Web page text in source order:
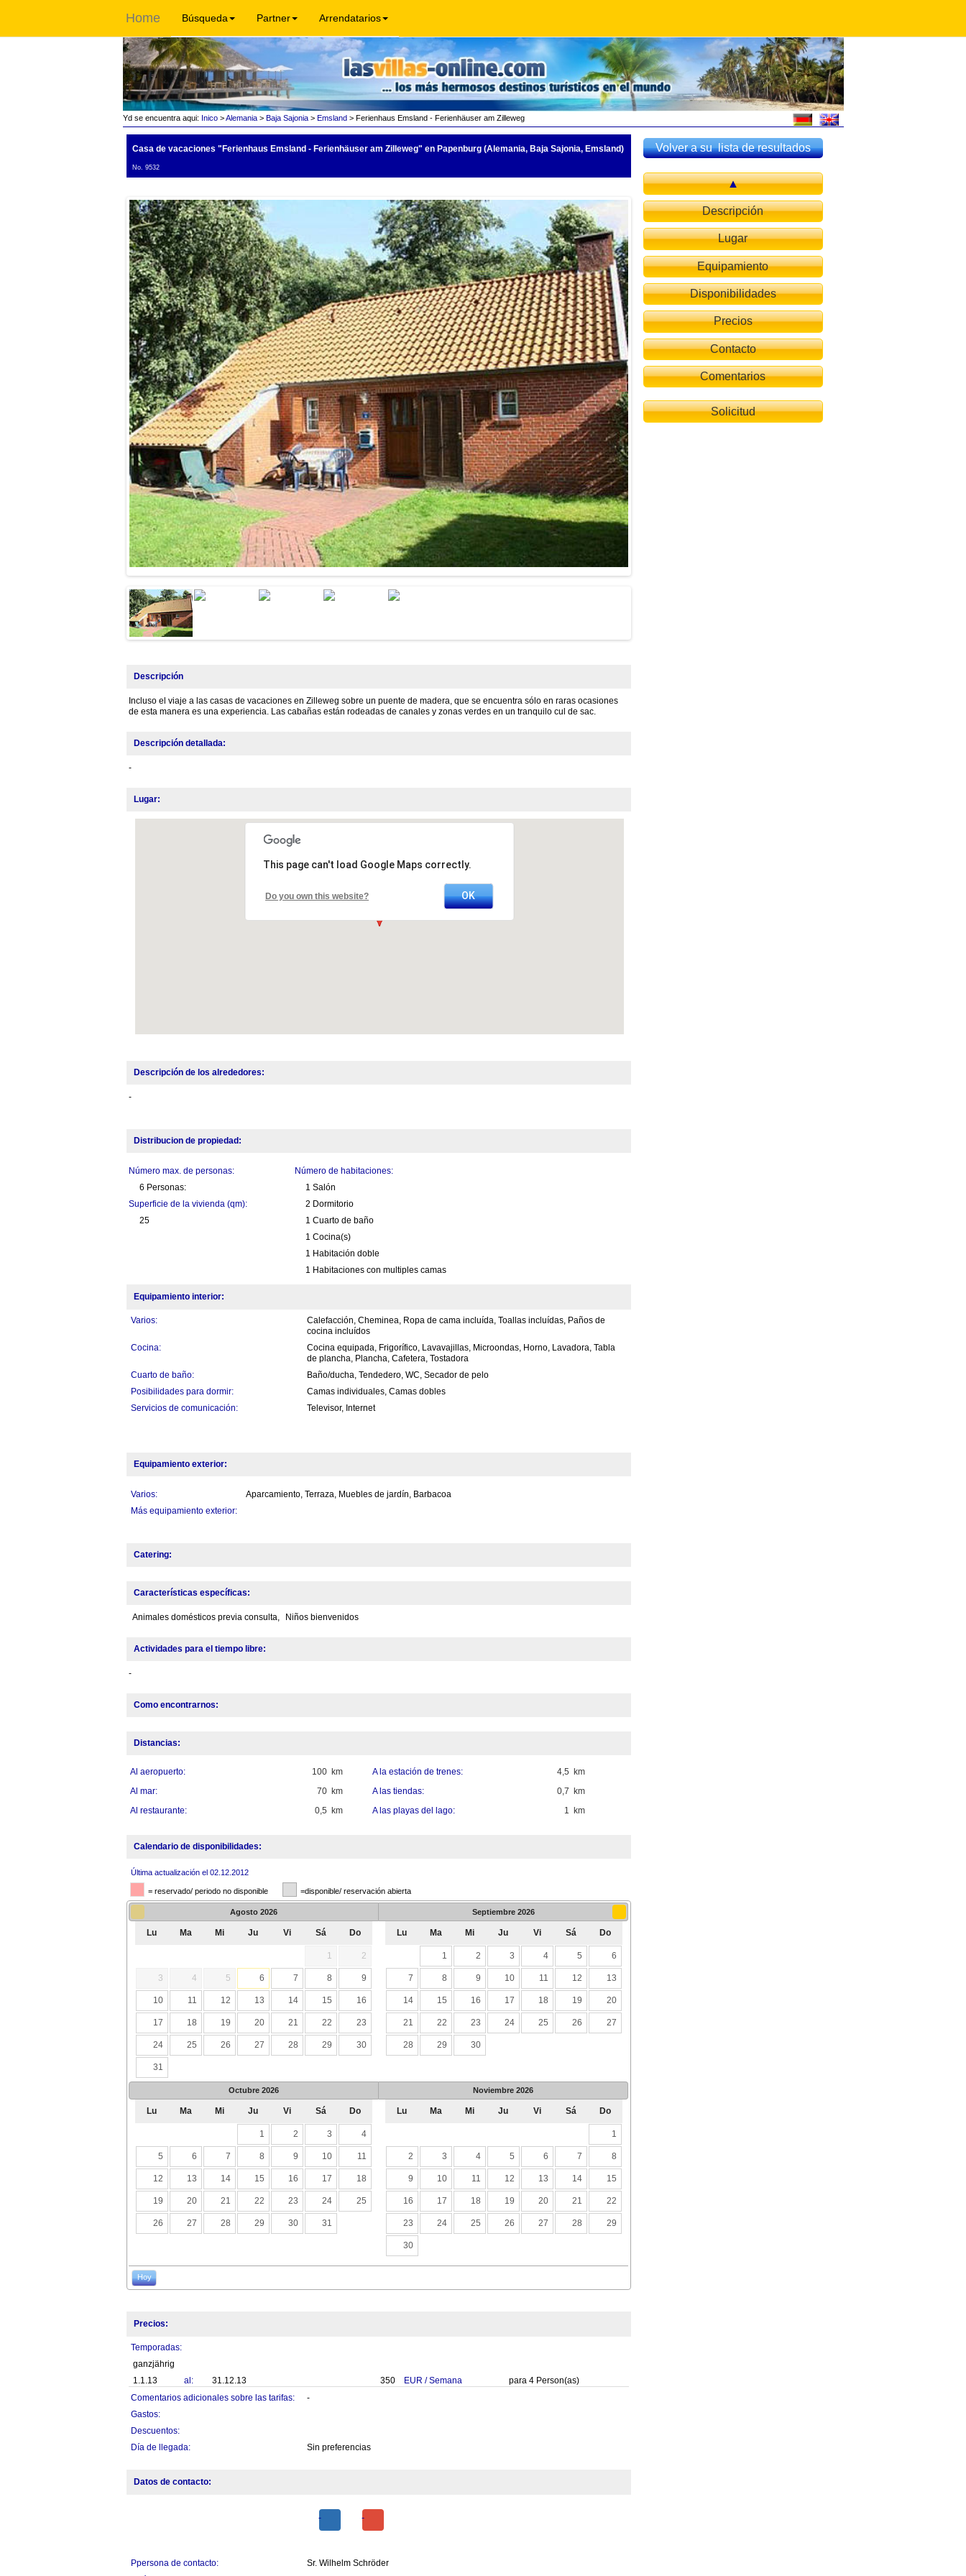
Home Búsqueda Partner Arrendatarios
Yd se encuentra aqui: Inico>Alemania> Baja Sajonia> Emsland> Ferienhaus Emsland - Ferienhäuser am Zilleweg
Casa de vacaciones "Ferienhaus Emsland - Ferienhäuser am Zilleweg" en Papenburg (Alemania, Baja Sajonia, Emsland)
No. 9532
Descripción
Incluso el viaje a las casas de vacaciones en Zilleweg sobre un puente de madera, que se encuentra sólo en raras ocasiones
de esta manera es una experiencia. Las cabañas están rodeadas de canales y zonas verdes en un tranquilo cul de sac.
Descripción detallada:
-
Lugar:
This page can't load Google Maps correctly.
Do you own this website? OK
Descripción de los alrededores:
-
Distribucion de propiedad:
Número max. de personas:
6 Personas:
Superficie de la vivienda (qm):
25
Número de habitaciones:
1 Salón
2 Dormitorio
1 Cuarto de baño
1 Cocina(s)
1 Habitación doble
1 Habitaciones con multiples camas
Equipamiento interior:
Varios:
Calefacción, Cheminea, Ropa de cama incluída, Toallas incluídas, Paños de
cocina incluídos
Cocina:
Cocina equipada, Frigorífico, Lavavajillas, Microondas, Horno, Lavadora, Tabla
de plancha, Plancha, Cafetera, Tostadora
Cuarto de baño:
Baño/ducha, Tendedero, WC, Secador de pelo
Posibilidades para dormir:
Camas individuales, Camas dobles
Servicios de comunicación:
Televisor, Internet
Equipamiento exterior:
Varios:
Aparcamiento, Terraza, Muebles de jardín, Barbacoa
Más equipamiento exterior:
Catering:
Características específicas:
Animales domésticos previa consulta, Niños bienvenidos
Actividades para el tiempo libre:
-
Como encontrarnos:
Distancias:
100 km
Al aeropuerto: 4,5 km
A la estación de trenes:
70 km
Al mar: 0,7 km
A las tiendas:
0,5 km
Al restaurante: 1 km
A las playas del lago:
Calendario de disponibilidades:
Última actualización el 02.12.2012
= reservado/ periodo no disponible =disponible/ reservación abierta
Agosto 2026
Lu Ma Mi Ju Vi Sá Do
1 2
3 4 5 6 7 8 9
10 11 12 13 14 15 16
17 18 19 20 21 22 23
24 25 26 27 28 29 30
31
Septiembre 2026
Lu Ma Mi Ju Vi Sá Do
1 2 3 4 5 6
7 8 9 10 11 12 13
14 15 16 17 18 19 20
21 22 23 24 25 26 27
28 29 30
Octubre 2026
Lu Ma Mi Ju Vi Sá Do
1 2 3 4
5 6 7 8 9 10 11
12 13 14 15 16 17 18
19 20 21 22 23 24 25
26 27 28 29 30 31
Noviembre 2026
Lu Ma Mi Ju Vi Sá Do
1
2 3 4 5 6 7 8
9 10 11 12 13 14 15
16 17 18 19 20 21 22
23 24 25 26 27 28 29
30
Hoy
Precios:
Temporadas:
ganzjährig
1.1.13
al: 31.12.13 350 EUR /Semana para 4 Person(as)
Comentarios adicionales sobre las tarifas:
-
Gastos:
Descuentos:
Día de llegada:
Sin preferencias
Datos de contacto:
Ppersona de contacto:
Sr. Wilhelm Schröder
Volver a su lista de resultados
Descripción
Lugar
Equipamiento
Disponibilidades
Precios
Contacto
Comentarios
Solicitud